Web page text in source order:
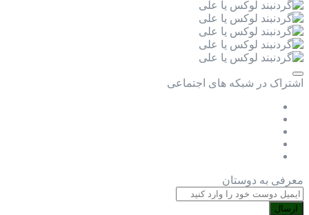
اشتراک در شبکه های اجتماعی
معرفی به دوستان
ارسال